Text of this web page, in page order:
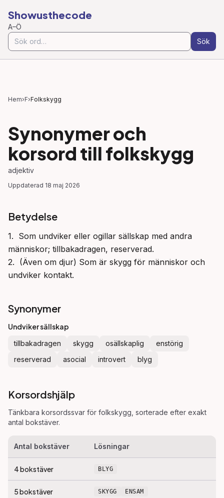
Showusthecode
A–Ö
Sök
Hem›F›Folkskygg
Synonymer och
korsord till folkskygg
adjektiv
Uppdaterad 18 maj 2026
Betydelse
1.  Som undviker eller ogillar sällskap med andra
människor; tillbakadragen, reserverad.
2.  (Även om djur) Som är skygg för människor och
undviker kontakt.
Synonymer
Undviker sällskap
tillbakadragen skygg osällskaplig
enstörig
reserverad
asocial introvert blyg
Korsordshjälp
Tänkbara korsordssvar för folkskygg , sorterade efter exakt
antal bokstäver.
Antal bokstäver Lösningar
4bokstäver BLYG
5bokstäver SKYGG ENSAM